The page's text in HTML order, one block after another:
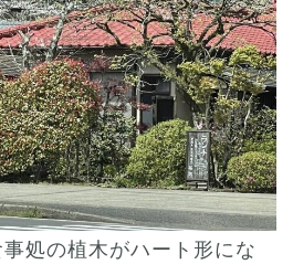
処の植木がハート形にな